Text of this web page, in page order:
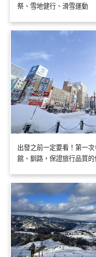
祭、雪地健行、滑雪運動
出發之前一定要看！第一
館、釧路，保證旅行品質的